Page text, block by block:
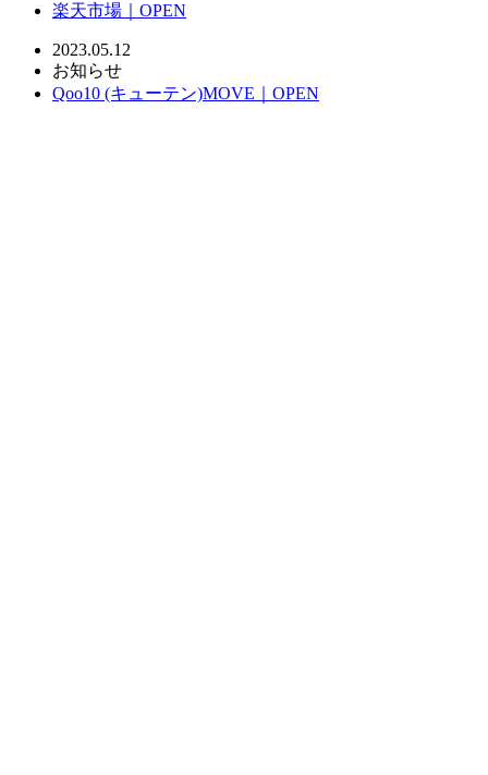
楽天市場｜OPEN
2023.05.12
お知らせ
Qoo10 (キューテン)MOVE｜OPEN